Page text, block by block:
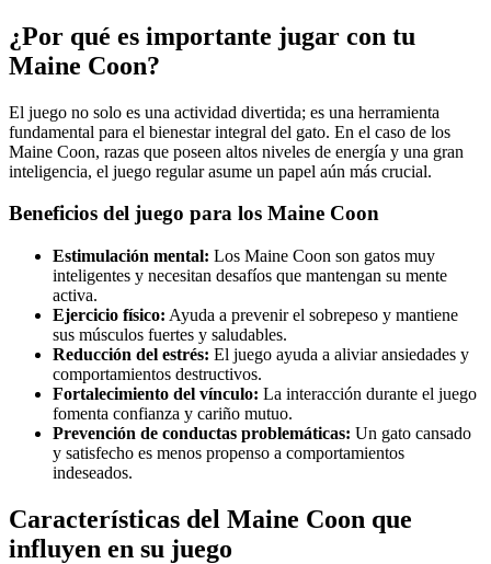
¿Por qué es importante jugar con tu
Maine Coon?
El juego no solo es una actividad divertida; es una herramienta
fundamental para el bienestar integral del gato. En el caso de los
Maine Coon, razas que poseen altos niveles de energía y una gran
inteligencia, el juego regular asume un papel aún más crucial.
Beneficios del juego para los Maine Coon
Estimulación mental: Los Maine Coon son gatos muy
inteligentes y necesitan desafíos que mantengan su mente
activa.
Ejercicio físico: Ayuda a prevenir el sobrepeso y mantiene
sus músculos fuertes y saludables.
Reducción del estrés: El juego ayuda a aliviar ansiedades y
comportamientos destructivos.
Fortalecimiento del vínculo: La interacción durante el juego
fomenta confianza y cariño mutuo.
Prevención de conductas problemáticas: Un gato cansado
y satisfecho es menos propenso a comportamientos
indeseados.
Características del Maine Coon que
influyen en su juego